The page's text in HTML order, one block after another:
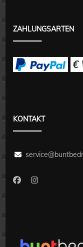
ZAHLUNGSARTEN
KONTAKT